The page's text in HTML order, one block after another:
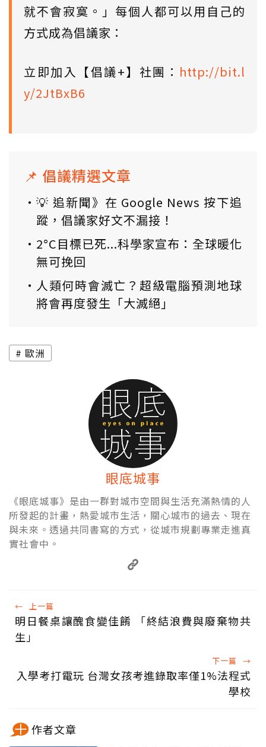
就不會寂寞。」每個人都可以用自己的
方式成為倡議家：
立即加入【倡議+】社團： http://bit.l
y/2JtBxB6
📌 倡議精選文章
💡 追新聞》在 Google News 按下追
蹤，倡議家好文不漏接！
2°C目標已死...科學家宣布：全球暖化
無可挽回
人類何時會滅亡？超級電腦預測地球
將會再度發生「大滅絕」
歐洲
眼底城事
《眼底城事》是由一群對城市空間與生活充滿熱情的人
所發起的計畫，熱愛城市生活，關心城市的過去、現在
與未來。透過共同書寫的方式，從城市規劃專業走進真
實社會中。
← 上一篇
明日餐桌讓醜食變佳餚 「終結浪費與廢棄物共
生」
下一篇 →
入學考打電玩 台灣女孩考進錄取率僅1%法程式
學校
作者文章